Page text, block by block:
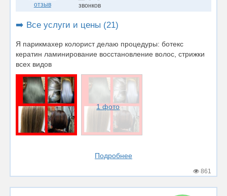
отзыв
звонков
➡️ Все услуги и цены (21)
Я парикмахер колорист делаю процедуры: ботекс
кератин ламинирование восстановление волос, стрижки
всех видов
1 фото
Подробнее
861